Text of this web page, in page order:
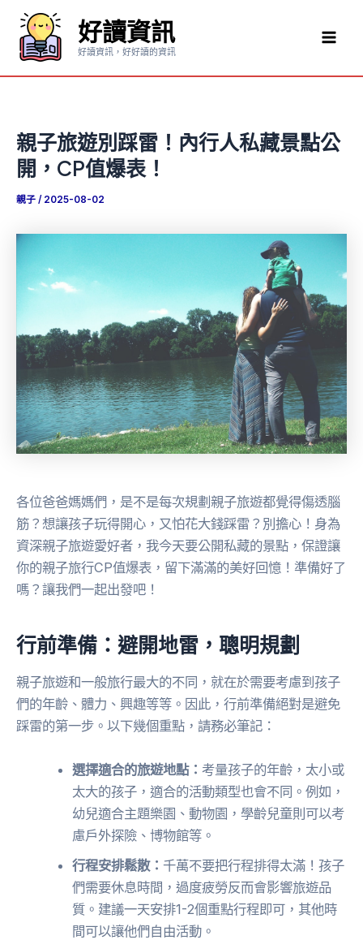
要
好讀資訊
好讀資訊，好好讀的資訊
親子旅遊別踩雷！內行人私藏景點公
開，CP值爆表！
親子 / 2025-08-02
各位爸爸媽媽們，是不是每次規劃親子旅遊都覺得傷透腦
筋？想讓孩子玩得開心，又怕花大錢踩雷？別擔心！身為
資深親子旅遊愛好者，我今天要公開私藏的景點，保證讓
你的親子旅行CP值爆表，留下滿滿的美好回憶！準備好了
嗎？讓我們一起出發吧！
行前準備：避開地雷，聰明規劃
親子旅遊和一般旅行最大的不同，就在於需要考慮到孩子
們的年齡、體力、興趣等等。因此，行前準備絕對是避免
踩雷的第一步。以下幾個重點，請務必筆記：
選擇適合的旅遊地點：考量孩子的年齡，太小或
太大的孩子，適合的活動類型也會不同。例如，
幼兒適合主題樂園、動物園，學齡兒童則可以考
慮戶外探險、博物館等。
行程安排鬆散： 千萬不要把行程排得太滿！孩子
們需要休息時間，過度疲勞反而會影響旅遊品
質。建議一天安排1-2個重點行程即可，其他時
間可以讓他們自由活動。